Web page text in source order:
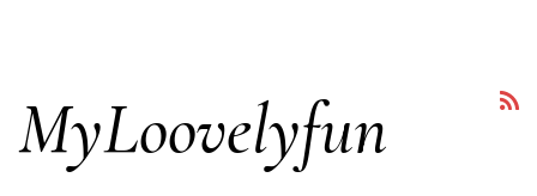
MyLoovelyfun